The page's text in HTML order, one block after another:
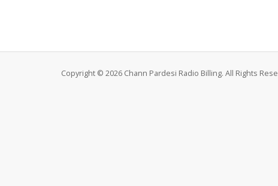
Copyright © 2026 Chann Pardesi Radio Billing. All Rights